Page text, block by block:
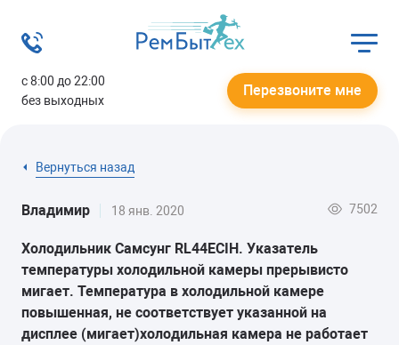
с 8:00 до 22:00
без выходных
Перезвоните мне
Вернуться назад
Владимир 18 янв. 2020 7502
Холодильник Самсунг RL44ECIH. Указатель
температуры холодильной камеры прерывисто
мигает. Температура в холодильной камере
повышенная, не соответствует указанной на
дисплее (мигает)холодильная камера не работает